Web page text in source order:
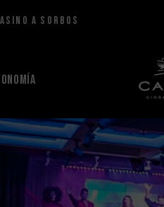
a Sorbos